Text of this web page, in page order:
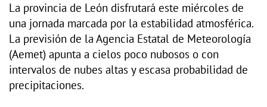
La provincia de León disfrutará este miércoles de
una jornada marcada por la estabilidad atmosférica.
La previsión de la Agencia Estatal de Meteorología
(Aemet) apunta a cielos poco nubosos o con
intervalos de nubes altas y escasa probabilidad de
precipitaciones.